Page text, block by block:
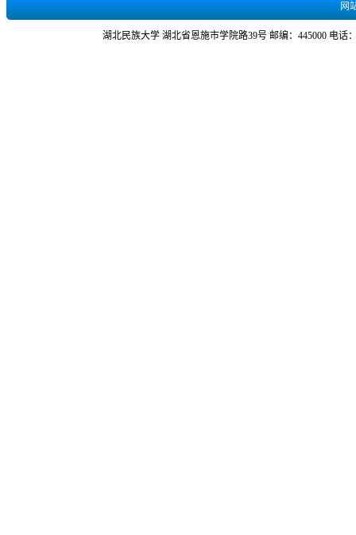
网
湖北民族大学 湖北省恩施市学院路39号 邮编：445000 电话：